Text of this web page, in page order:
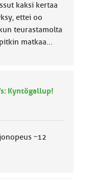
kaksi kertaa
ettei oo
teurastamolta
matkaa...
Kyntögallup!
~12